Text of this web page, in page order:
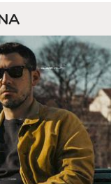
tutto,
un invito
ma non
raccontare,
affilato, le
Tra
originali,
uno
smaschera le